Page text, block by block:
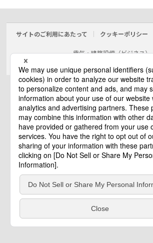
サイトのご利用にあたって クッキーポリシー
電気・建築設備（ビジネス）